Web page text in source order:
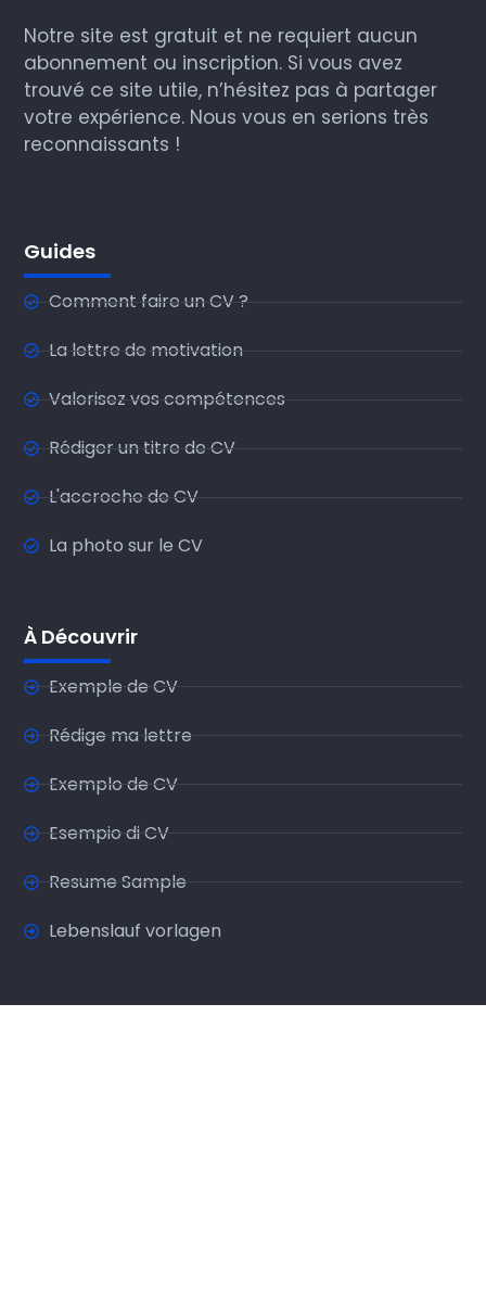
Notre site est gratuit et ne requiert aucun
abonnement ou inscription. Si vous avez
trouvé ce site utile, n’hésitez pas à partager
votre expérience. Nous vous en serions très
reconnaissants !
Guides
Comment faire un CV ?
La lettre de motivation
Valorisez vos compétences
Rédiger un titre de CV
L'accroche de CV
La photo sur le CV
À Découvrir
Exemple de CV
Rédige ma lettre
Exemplo de CV
Esempio di CV
Resume Sample
Lebenslauf vorlagen